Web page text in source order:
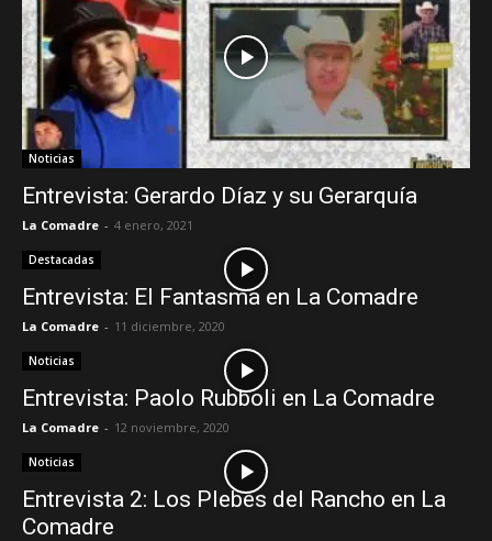
Noticias
Entrevista: Gerardo Díaz y su Gerarquía
La Comadre - 4 enero, 2021
Destacadas
Entrevista: El Fantasma en La Comadre
La Comadre - 11 diciembre, 2020
Noticias
Entrevista: Paolo Rubboli en La Comadre
La Comadre - 12 noviembre, 2020
Noticias
Entrevista 2: Los Plebes del Rancho en La
Comadre